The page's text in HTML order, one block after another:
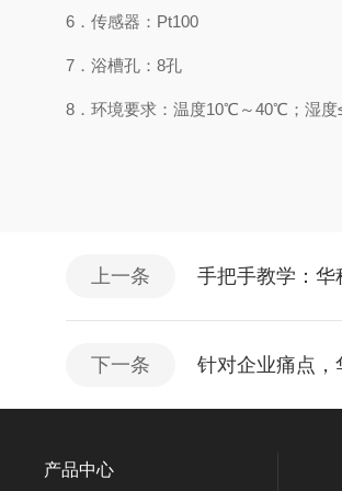
6．传感器：Pt100
7．浴槽孔：8孔
8．环境要求：温度10℃～40℃；湿度
上一条 手把手教学：华
下一条 针对企业痛点，
产品中心